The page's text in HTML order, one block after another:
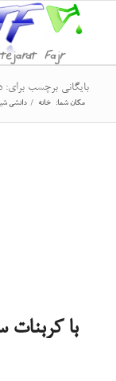
بایگانی برچسب
مکان شما: خانه / دانشی
با